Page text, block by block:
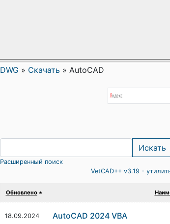
DWG » Скачать » AutoCAD
Расширенный поиск
VetCAD++ v3.19 -
Обновлено
18.09.2024 AutoCAD 2024 VBA